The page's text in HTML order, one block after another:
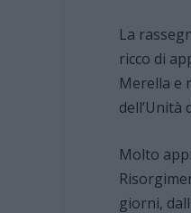
La
ricco di
Merella e
dell’Unità
Molto
giorni,